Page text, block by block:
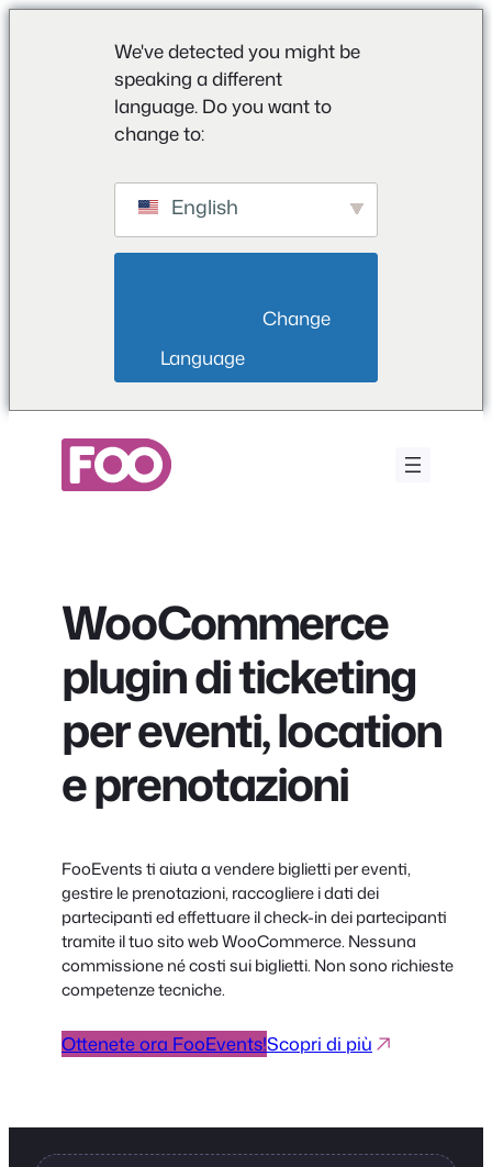
We've detected you might be
speaking a different
language. Do you want to
change to:
English
Language
contenuto
WooCommerce
plugin di ticketing
per eventi, location
e prenotazioni
FooEvents ti aiuta a vendere biglietti per eventi,
gestire le prenotazioni, raccogliere i dati dei
partecipanti ed effettuare il check-in dei partecipanti
tramite il tuo sito web WooCommerce. Nessuna
commissione né costi sui biglietti. Non sono richieste
competenze tecniche.
Ottenete ora FooEvents!Scopri di più